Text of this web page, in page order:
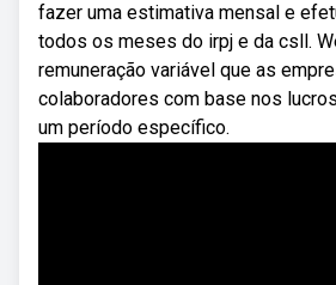
fazer uma estimativa mensal e
todos os meses do irpj e da csll.
remuneração variável que as
colaboradores com base nos
um período específico.